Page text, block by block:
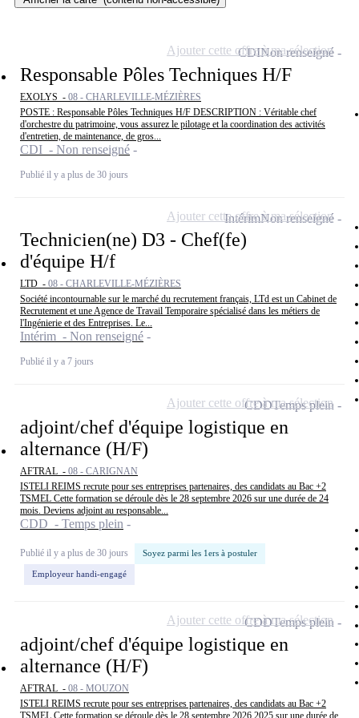
Responsable Pôles Techniques H/F
EXOLYS - 08 - CHARLEVILLE-MÉZIÈRES
POSTE : Responsable Pôles Techniques H/F DESCRIPTION : Véritable chef
d'orchestre du patrimoine, vous assurez le pilotage et la coordination des activités
d'entretien, de maintenance, de gros...
CDI - Non renseigné
Publié il y a plus de 30 jours
CDINon renseigné
Ajouter cette offre à ma sélection
Technicien(ne) D3 - Chef(fe)
d'équipe H/f
LTD - 08 - CHARLEVILLE-MÉZIÈRES
Société incontournable sur le marché du recrutement français, LTd est un Cabinet de
Recrutement et une Agence de Travail Temporaire spécialisé dans les métiers de
l'Ingénierie et des Entreprises. Le...
Intérim - Non renseigné
Publié il y a 7 jours
IntérimNon renseigné
Ajouter cette offre à ma sélection
adjoint/chef d'équipe logistique en
alternance (H/F)
AFTRAL - 08 - CARIGNAN
ISTELI REIMS recrute pour ses entreprises partenaires, des candidats au Bac +2
TSMEL Cette formation se déroule dès le 28 septembre 2026 sur une durée de 24
mois. Deviens adjoint au responsable...
CDD - Temps plein
Publié il y a plus de 30 jours Soyez parmi les 1ers à postuler
Employeur handi-engagé
CDDTemps plein
Ajouter cette offre à ma sélection
adjoint/chef d'équipe logistique en
alternance (H/F)
AFTRAL - 08 - MOUZON
ISTELI REIMS recrute pour ses entreprises partenaires, des candidats au Bac +2
CDDTemps plein
Ajouter cette offre à ma sélection